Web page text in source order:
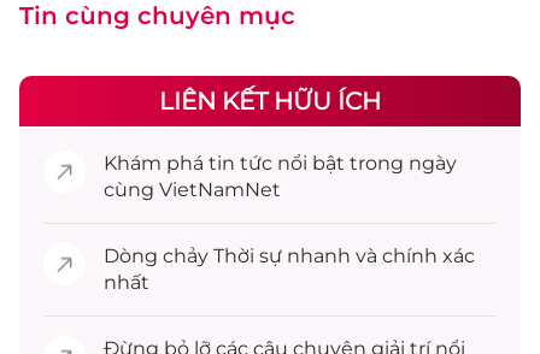
Tin cùng chuyên mục
LIÊN KẾT HỮU ÍCH
Khám phá tin tức nổi bật trong ngày
cùng VietNamNet
Dòng chảy Thời sự nhanh và chính xác
nhất
Đừng bỏ lỡ các câu chuyện giải trínổi